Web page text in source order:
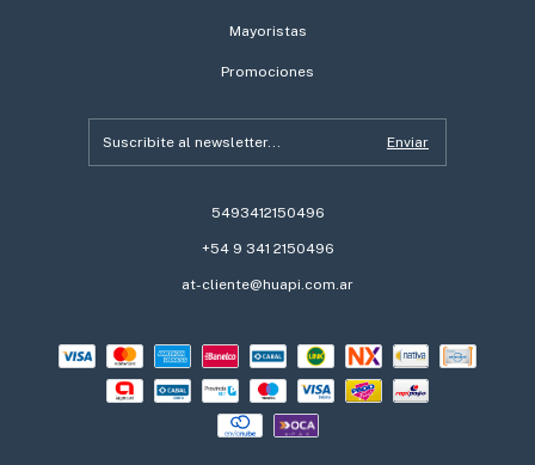
Mayoristas
Promociones
5493412150496
+54 9 341 2150496
at-cliente@huapi.com.ar